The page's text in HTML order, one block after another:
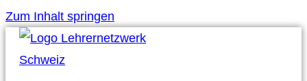
Zum Inhalt springen